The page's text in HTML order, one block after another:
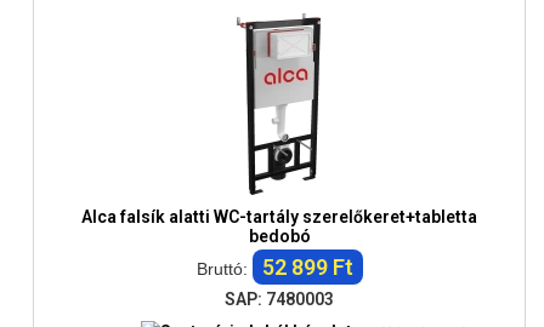
Alca falsík alatti WC-tartály szerelőkeret+tabletta
bedobó
Bruttó:
52 899 Ft
SAP: 7480003